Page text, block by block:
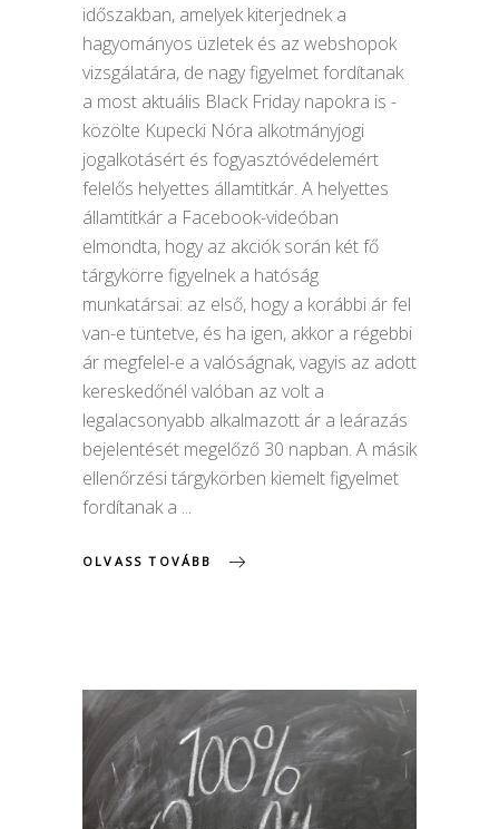
időszakban, amelyek kiterjednek a
hagyományos üzletek és az webshopok
vizsgálatára, de nagy figyelmet fordítanak
a most aktuális Black Friday napokra is -
közölte Kupecki Nóra alkotmányjogi
jogalkotásért és fogyasztóvédelemért
felelős helyettes államtitkár. A helyettes
államtitkár a Facebook-videóban
elmondta, hogy az akciók során két fő
tárgykörre figyelnek a hatóság
munkatársai: az első, hogy a korábbi ár fel
van-e tüntetve, és ha igen, akkor a régebbi
ár megfelel-e a valóságnak, vagyis az adott
kereskedőnél valóban az volt a
legalacsonyabb alkalmazott ár a leárazás
bejelentését megelőző 30 napban. A másik
ellenőrzési tárgykörben kiemelt figyelmet
fordítanak a
OLVASS TOVÁBB